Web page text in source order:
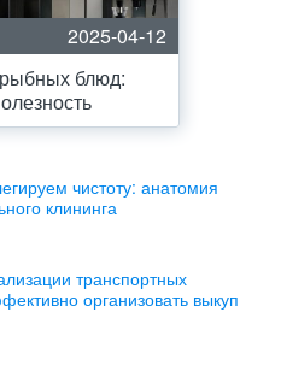
2025-04-12
блюд:
чистоту: анатомия
клининга
транспортных
организовать выкуп